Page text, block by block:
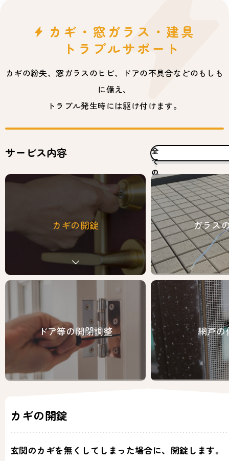
カギ・窓ガラス・建具
トラブルサポート
カギの紛失、窓ガラスのヒビ、ドアの不具合などのもしも
に備え、
トラブル発生時には駆け付けます。
サービス内容
全
て
の
作
業
を
見
る
カギの開錠 ガラス
ドア等の開閉調整 網戸の
カギの開錠
玄関のカギを無くしてしまった場合に、開錠します。